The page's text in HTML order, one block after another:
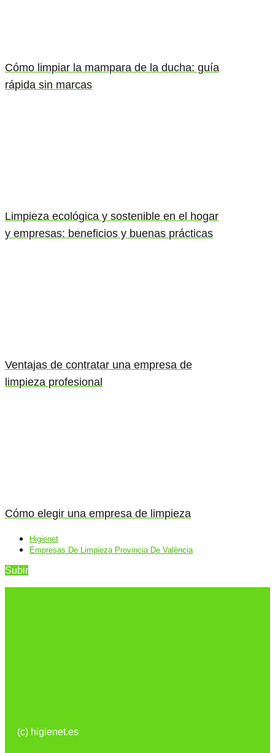
Cómo limpiar la mampara de la ducha: guía
rápida sin marcas
Limpieza ecológica y sostenible en el hogar
y empresas: beneficios y buenas prácticas
Ventajas de contratar una empresa de
limpieza profesional
Cómo elegir una empresa de limpieza
Higienet
Empresas De Limpieza Provincia De València
Subir
(c) higienet.es